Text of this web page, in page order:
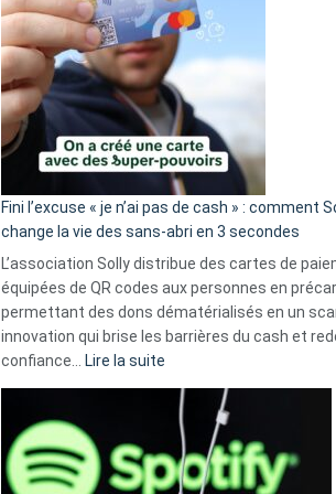
Fini l’excuse « je n’ai pas de cash » : comment
change la vie des sans-abri en 3 secondes
L’association Solly distribue des cartes de
équipées de QR codes aux personnes en
permettant des dons dématérialisés en un
innovation qui brise les barrières du cash et
confiance…
Lire la suite
l’excuse
je
n’ai